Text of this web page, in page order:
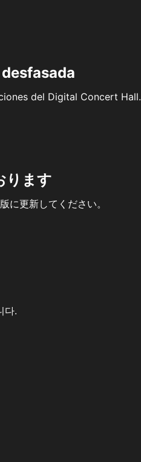
del Digital Concert Hall.
ります
に更新してください。
다.